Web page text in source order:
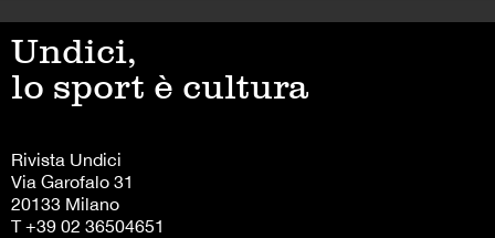
Undici,
lo sport è cultura
Rivista Undici
Via Garofalo 31
20133 Milano
T +39 02 36504651